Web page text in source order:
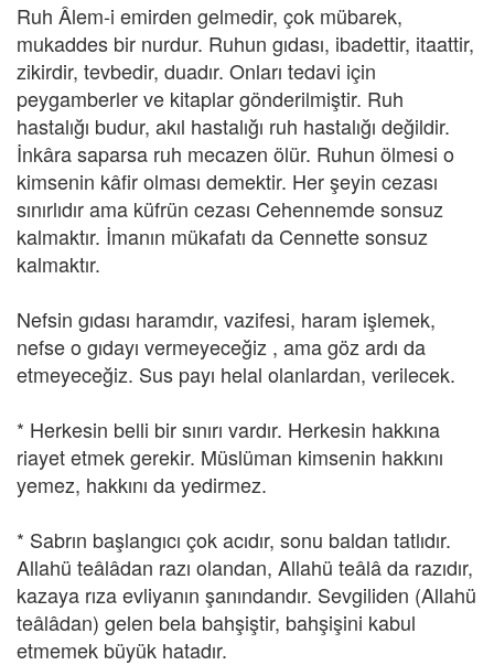
Ruh Âlem-i emirden gelmedir, çok mübarek,
mukaddes bir nurdur. Ruhun gıdası, ibadettir, itaattir,
zikirdir, tevbedir, duadır. Onları tedavi için
peygamberler ve kitaplar gönderilmiştir. Ruh
hastalığı budur, akıl hastalığı ruh hastalığı değildir.
İnkâra saparsa ruh mecazen ölür. Ruhun ölmesi o
kimsenin kâfir olması demektir. Her şeyin cezası
sınırlıdır ama küfrün cezası Cehennemde sonsuz
kalmaktır. İmanın mükafatı da Cennette sonsuz
kalmaktır.
Nefsin gıdası haramdır, vazifesi, haram işlemek,
nefse o gıdayı vermeyeceğiz , ama göz ardı da
etmeyeceğiz. Sus payı helal olanlardan, verilecek.
* Herkesin belli bir sınırı vardır. Herkesin hakkına
riayet etmek gerekir. Müslüman kimsenin hakkını
yemez, hakkını da yedirmez.
* Sabrın başlangıcı çok acıdır, sonu baldan tatlıdır.
Allahü teâlâdan razı olandan, Allahü teâlâ da razıdır,
kazaya rıza evliyanın şanındandır. Sevgiliden (Allahü
teâlâdan) gelen bela bahşiştir, bahşişini kabul
etmemek büyük hatadır.